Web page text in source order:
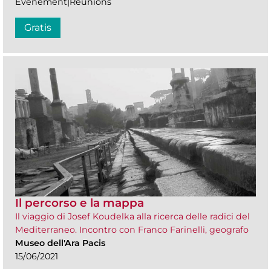
Gratis
Il percorso e la mappa
Il viaggio di Josef Koudelka alla ricerca delle radici del
Mediterraneo. Incontro con Franco Farinelli, geografo
Museo dell'Ara Pacis
15/06/2021